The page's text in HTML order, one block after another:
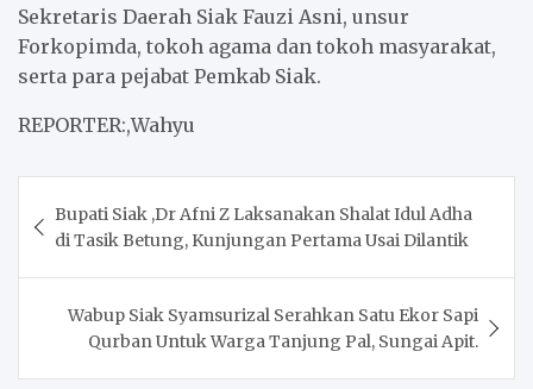
Sekretaris Daerah Siak Fauzi Asni, unsur
Forkopimda, tokoh agama dan tokoh masyarakat,
serta para pejabat Pemkab Siak.
REPORTER:,Wahyu
navigation
Bupati Siak ,Dr Afni Z Laksanakan Shalat Idul Adha
di Tasik Betung, Kunjungan Pertama Usai Dilantik
Wabup Siak Syamsurizal Serahkan Satu Ekor Sapi
Qurban Untuk Warga Tanjung Pal, Sungai Apit.